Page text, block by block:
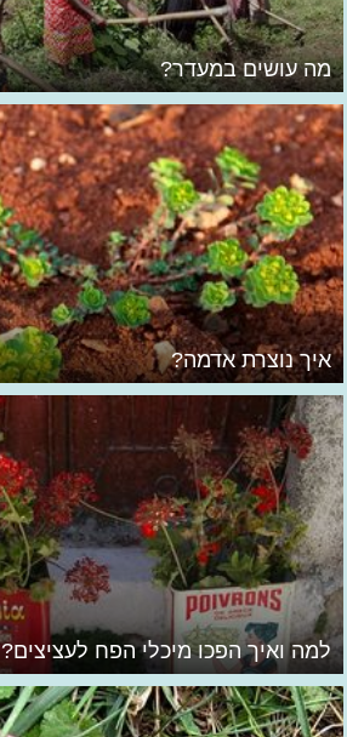
מה עושים במעדר?
איך נוצרת אדמה?
למה ואיך הפכו מיכלי הפח לעציצים?